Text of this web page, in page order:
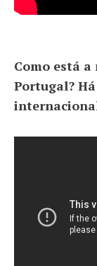
Como está
Portugal?